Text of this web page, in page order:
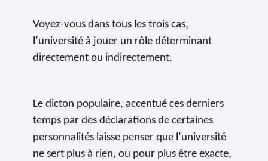
Voyez-vous dans tous les trois cas,
l’université à jouer un rôle déterminant
directement ou indirectement.
Le dicton populaire, accentué ces derniers
temps par des déclarations de certaines
personnalités laisse penser que l’université
ne sert plus à rien, ou pour plus être exacte,